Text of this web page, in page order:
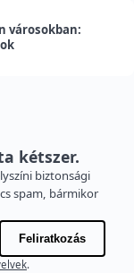
városokban:
kétszer.
biztonsági
spam, bármikor
Feliratkozás
.